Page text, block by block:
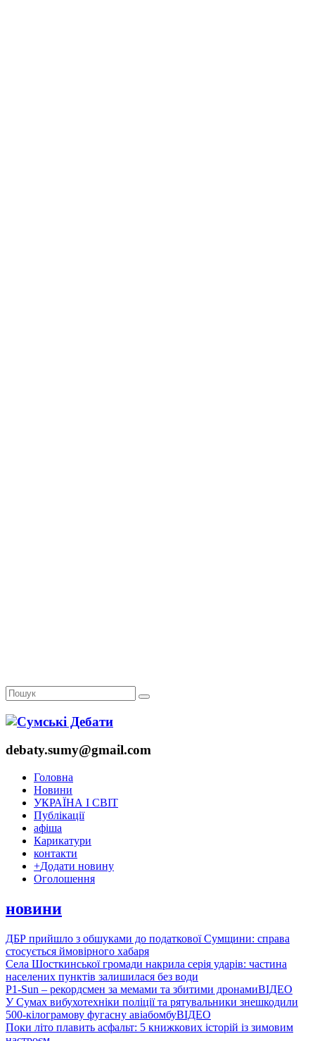
debaty.sumy@gmail.com
Головна
Новини
УКРАЇНА І СВІТ
Публікації
афіша
Карикатури
контакти
+Додати новину
Оголошення
новини
ДБР прийшло з обшуками до податкової Сумщини: справа
стосується ймовірного хабаря
Села Шосткинської громади накрила серія ударів: частина
населених пунктів залишилася без води
P1-Sun – рекордсмен за мемами та збитими дронамиВІДЕО
У Сумах вибухотехніки поліції та рятувальники знешкодили
500-кілограмову фугасну авіабомбуВІДЕО
Поки літо плавить асфальт: 5 книжкових історій із зимовим